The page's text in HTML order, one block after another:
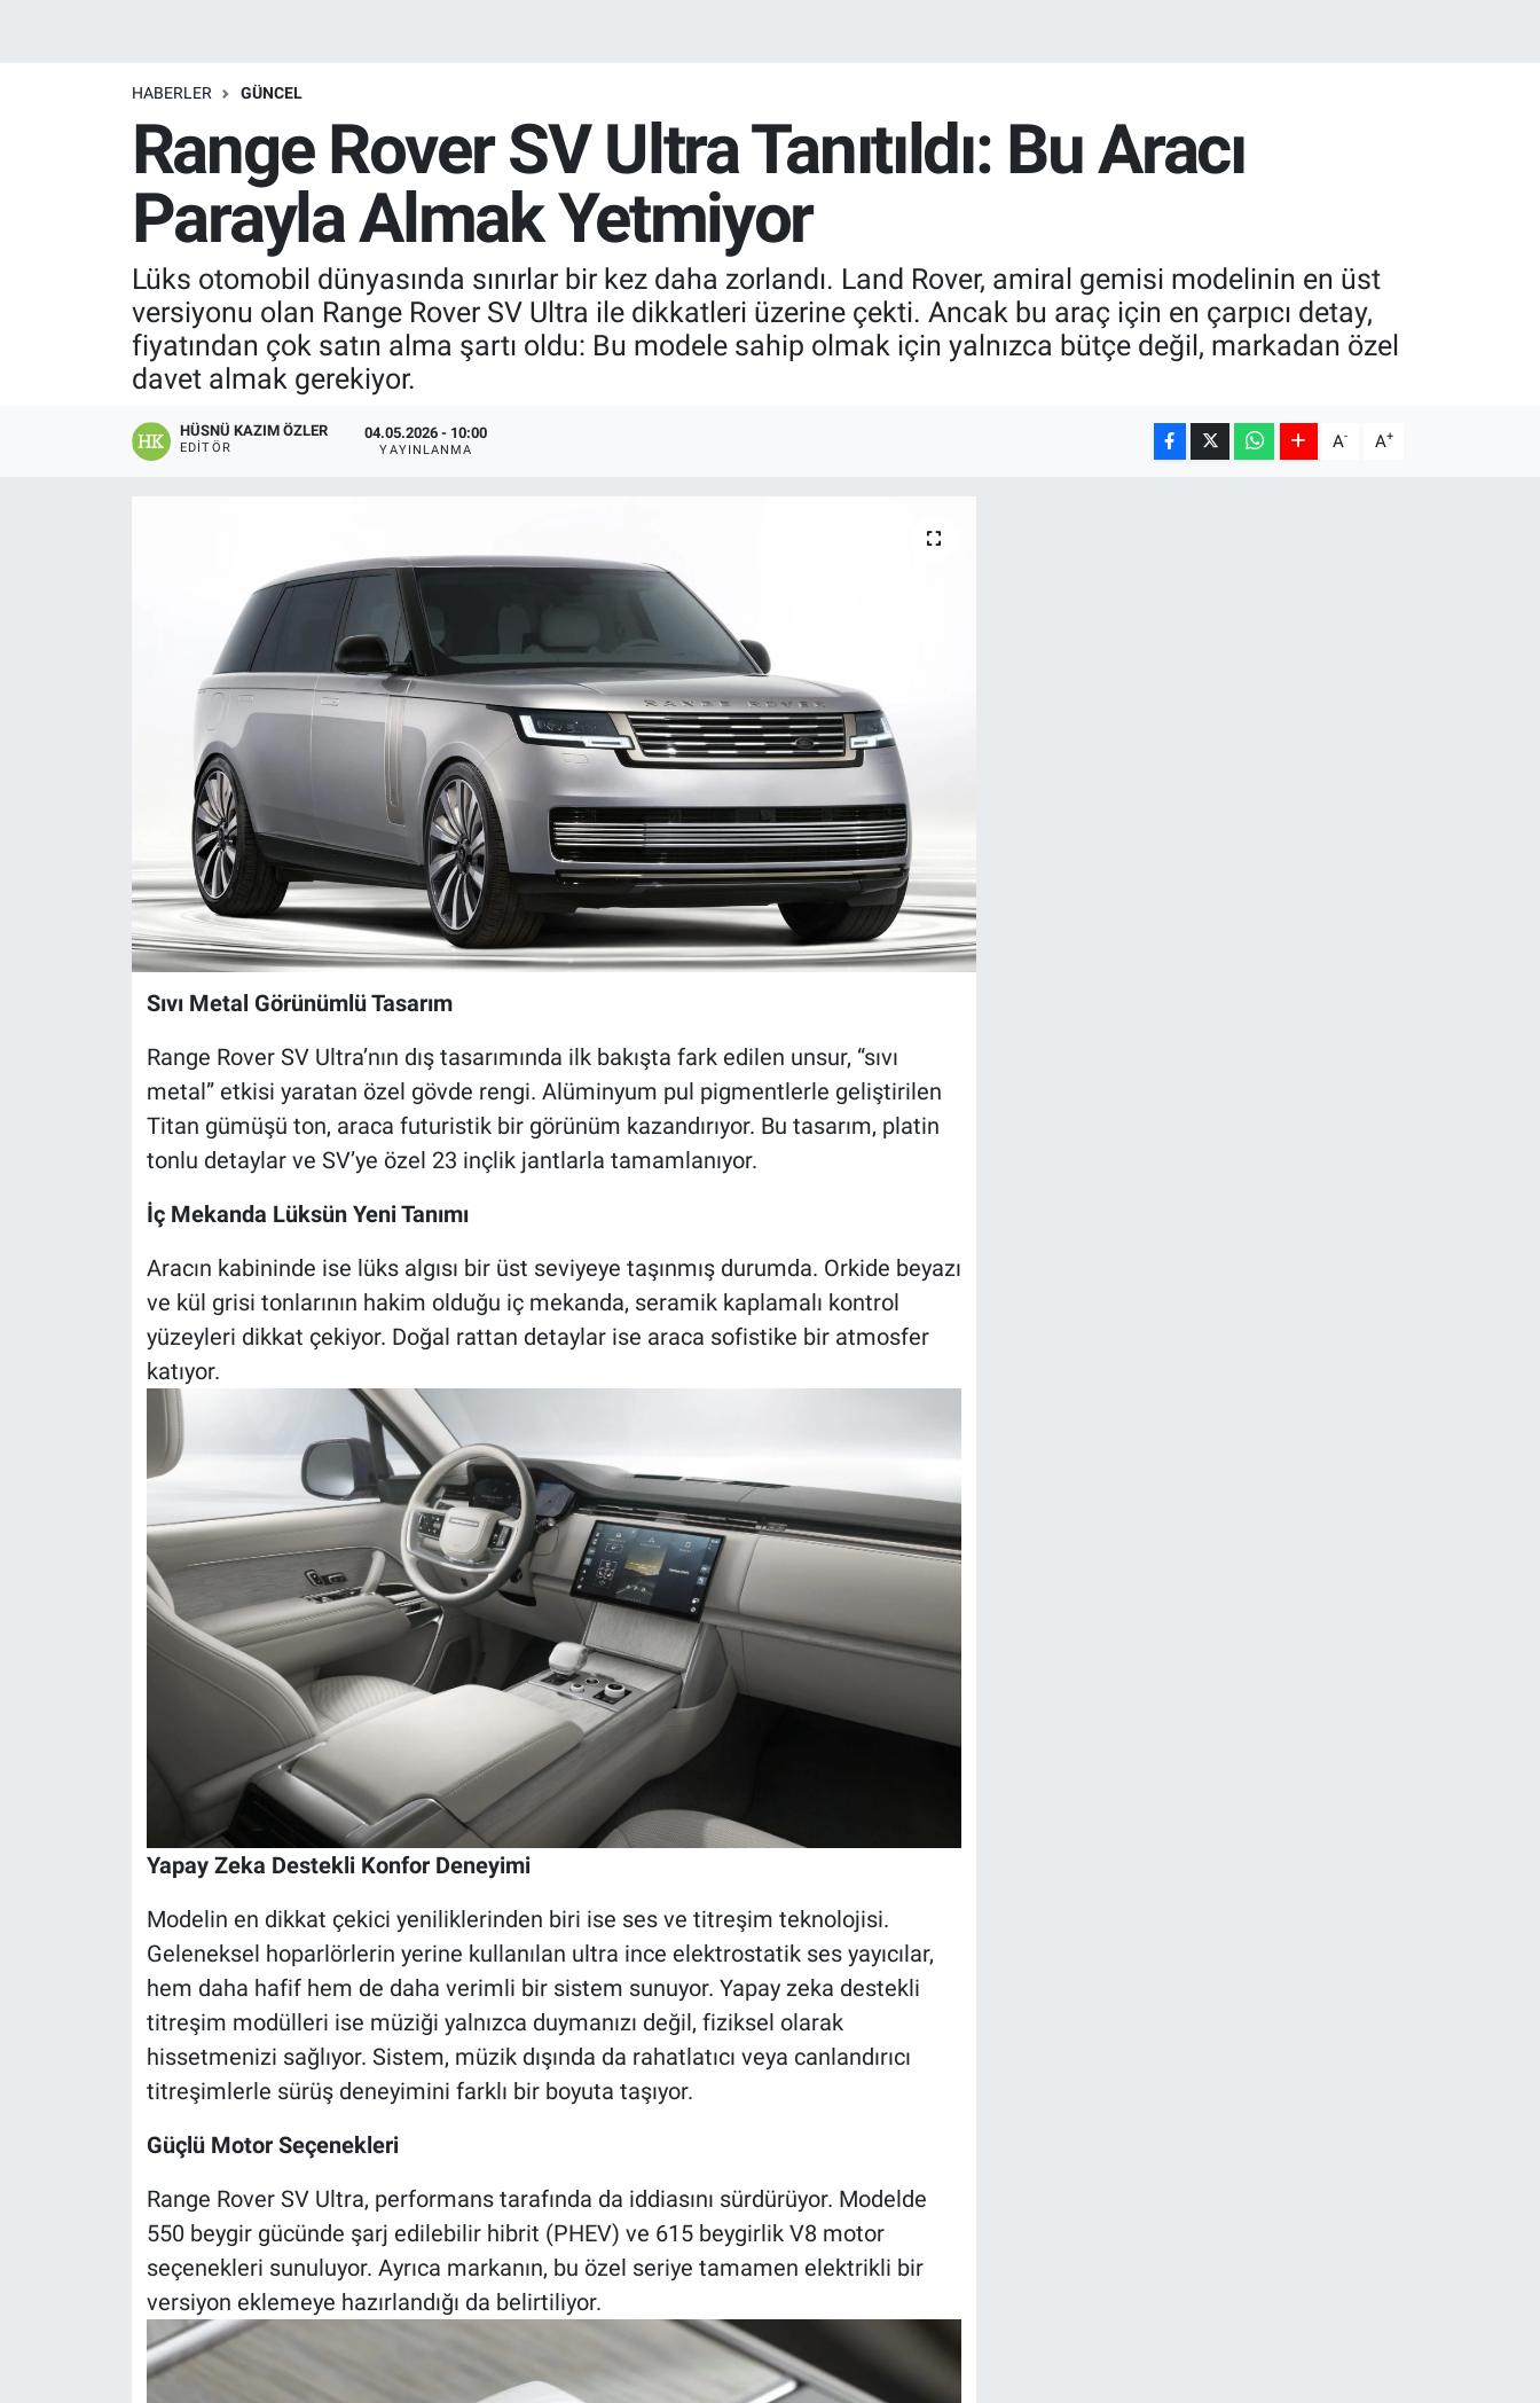
HABERLER GÜNCEL
Range Rover SV Ultra Tanıtıldı: Bu Aracı
Parayla Almak Yetmiyor
Lüks otomobil dünyasında sınırlar bir kez daha zorlandı. Land Rover, amiral gemisi modelinin en üst
versiyonu olan Range Rover SV Ultra ile dikkatleri üzerine çekti. Ancak bu araç için en çarpıcı detay,
fiyatından çok satın alma şartı oldu: Bu modele sahip olmak için yalnızca bütçe değil, markadan özel
davet almak gerekiyor.
HÜSNÜ KAZIM ÖZLER
EDITÖR
04.05.2026 - 10:00
YAYINLANMA A- A+
Sıvı Metal Görünümlü Tasarım
Range Rover SV Ultra’nın dış tasarımında ilk bakışta fark edilen unsur, “sıvı
metal” etkisi yaratan özel gövde rengi. Alüminyum pul pigmentlerle geliştirilen
Titan gümüşü ton, araca futuristik bir görünüm kazandırıyor. Bu tasarım, platin
tonlu detaylar ve SV’ye özel 23 inçlik jantlarla tamamlanıyor.
İç Mekanda Lüksün Yeni Tanımı
Aracın kabininde ise lüks algısı bir üst seviyeye taşınmış durumda. Orkide beyazı
ve kül grisi tonlarının hakim olduğu iç mekanda, seramik kaplamalı kontrol
yüzeyleri dikkat çekiyor. Doğal rattan detaylar ise araca sofistike bir atmosfer
katıyor.
Yapay Zeka Destekli Konfor Deneyimi
Modelin en dikkat çekici yeniliklerinden biri ise ses ve titreşim teknolojisi.
Geleneksel hoparlörlerin yerine kullanılan ultra ince elektrostatik ses yayıcılar,
hem daha hafif hem de daha verimli bir sistem sunuyor. Yapay zeka destekli
titreşim modülleri ise müziği yalnızca duymanızı değil, fiziksel olarak
hissetmenizi sağlıyor. Sistem, müzik dışında da rahatlatıcı veya canlandırıcı
titreşimlerle sürüş deneyimini farklı bir boyuta taşıyor.
Güçlü Motor Seçenekleri
Range Rover SV Ultra, performans tarafında da iddiasını sürdürüyor. Modelde
550 beygir gücünde şarj edilebilir hibrit (PHEV) ve 615 beygirlik V8 motor
seçenekleri sunuluyor. Ayrıca markanın, bu özel seriye tamamen elektrikli bir
versiyon eklemeye hazırlandığı da belirtiliyor.
Resmi İlanlar
Son Dakika
Uşak Haberleri